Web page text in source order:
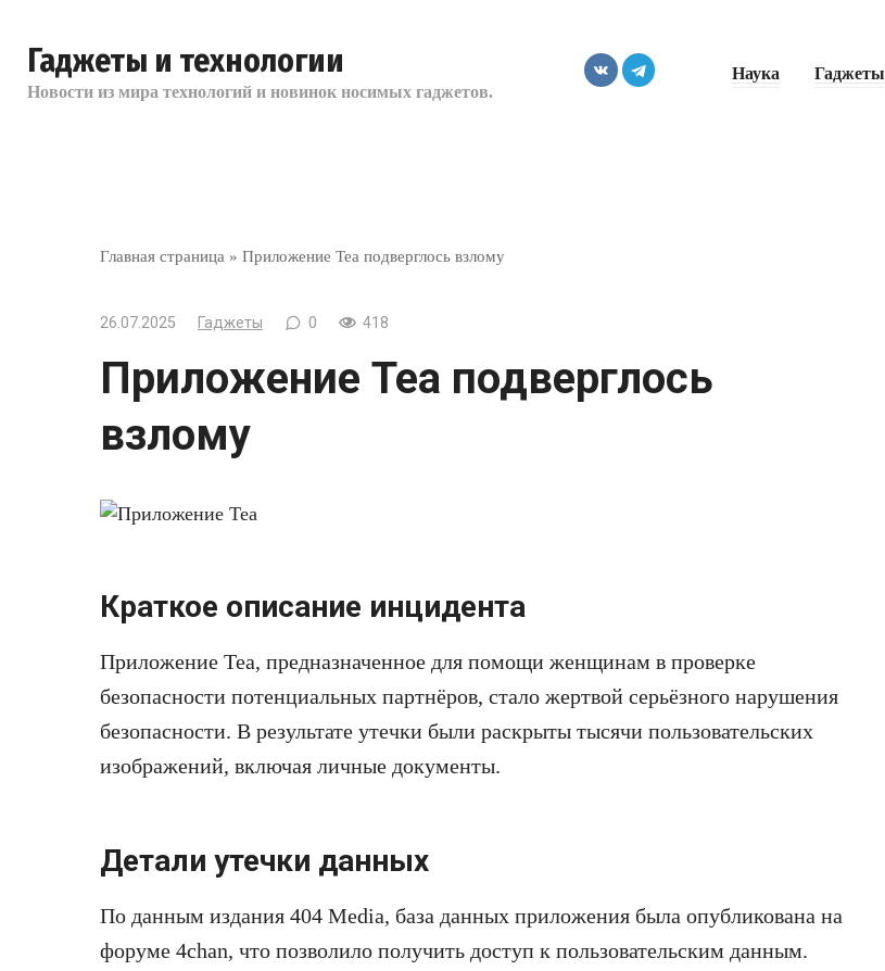
контенту
Гаджеты и технологии
Новости из мира технологий и новинок носимых гаджетов.
Наука Гаджеты
Главная страница » Приложение Tea подверглось взлому
26.07.2025 Гаджеты 0 418
Приложение Tea подверглось
взлому
Краткое описание инцидента
Приложение Tea, предназначенное для помощи женщинам в проверке
безопасности потенциальных партнёров, стало жертвой серьёзного нарушения
безопасности. В результате утечки были раскрыты тысячи пользовательских
изображений, включая личные документы.
Детали утечки данных
По данным издания 404 Media, база данных приложения была опубликована на
форуме 4chan, что позволило получить доступ к пользовательским данным.